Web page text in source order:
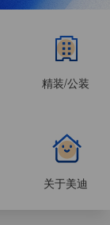
精装/公装
关于美迪